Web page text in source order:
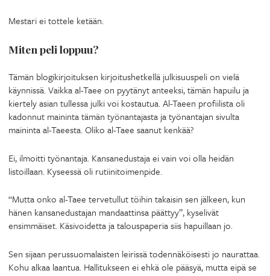
Mestari ei tottele ketään.
Miten peli loppuu?
Tämän blogikirjoituksen kirjoitushetkellä julkisuuspeli on vielä
käynnissä. Vaikka al-Taee on pyytänyt anteeksi, tämän hapuilu ja
kiertely asian tullessa julki voi kostautua. Al-Taeen profiilista oli
kadonnut maininta tämän työnantajasta ja työnantajan sivulta
maininta al-Taeesta. Oliko al-Taee saanut kenkää?
Ei, ilmoitti työnantaja. Kansanedustaja ei vain voi olla heidän
listoillaan. Kyseessä oli rutiinitoimenpide.
“Mutta onko al-Taee tervetullut töihin takaisin sen jälkeen, kun
hänen kansanedustajan mandaattinsa päättyy”, kyselivät
ensimmäiset. Käsivoidetta ja talouspaperia siis hapuillaan jo.
Sen sijaan perussuomalaisten leirissä todennäköisesti jo naurattaa.
Kohu alkaa laantua. Hallitukseen ei ehkä ole pääsyä, mutta eipä se